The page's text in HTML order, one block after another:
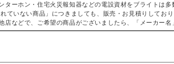
ターホン・住宅火災報知器などの電設資材をブライトは多
ていない商品」につきましても、販売・お見積りして
店などで、ご希望の商品がございましたら、「メーカー